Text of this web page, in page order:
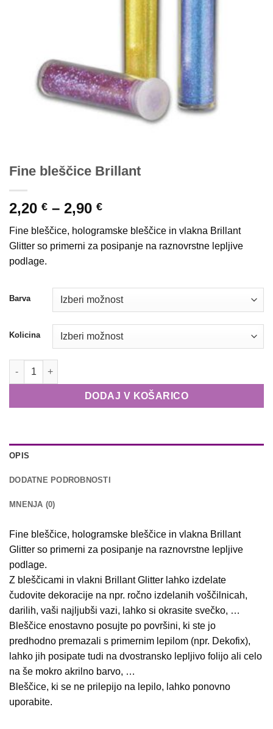
Fine bleščice Brillant
2,20 € – 2,90 €Cenovni
razpon:
od
2,20 €
Fine bleščice, hologramske bleščice in vlakna Brillant
Glitter so primerni za posipanje na raznovrstne lepljive
podlage.
Barva
Kolicina
Fine bleščice Brillant količina
DODAJ V KOŠARICO
OPIS
DODATNE PODROBNOSTI
MNENJA (0)
Fine bleščice, hologramske bleščice in vlakna Brillant
Glitter so primerni za posipanje na raznovrstne lepljive
podlage.
Z bleščicami in vlakni Brillant Glitter lahko izdelate
čudovite dekoracije na npr. ročno izdelanih voščilnicah,
darilih, vaši najljubši vazi, lahko si okrasite svečko, …
Bleščice enostavno posujte po površini, ki ste jo
predhodno premazali s primernim lepilom (npr. Dekofix),
lahko jih posipate tudi na dvostransko lepljivo folijo ali celo
na še mokro akrilno barvo, …
Bleščice, ki se ne prilepijo na lepilo, lahko ponovno
uporabite.